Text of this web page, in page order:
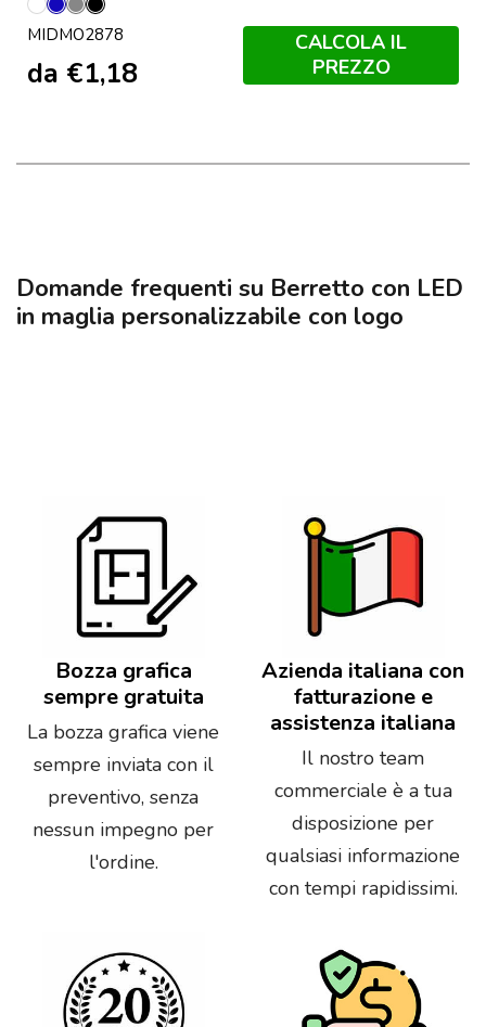
Bianco
BluGrigio
Nero
MIDMO2878
da €1,18
CALCOLA IL
PREZZO
Domande frequenti su Berretto con LED
in maglia personalizzabile con logo
Bozza grafica
sempre gratuita
La bozza grafica viene
sempre inviata con il
preventivo, senza
nessun impegno per
l'ordine.
Azienda italiana con
fatturazione e
assistenza italiana
Il nostro team
commerciale è a tua
disposizione per
qualsiasi informazione
con tempi rapidissimi.